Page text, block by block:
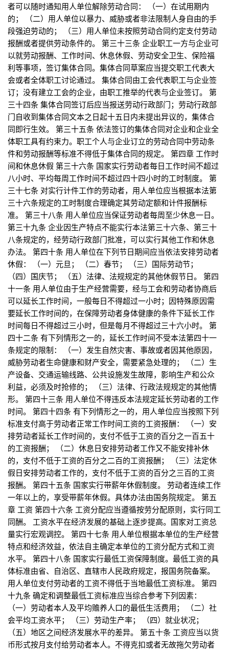
者可以随时通知用人单位解除劳动合同： （一）在试用期内
的； （二）用人单位以暴力、威胁或者非法限制人身自由的手
段强迫劳动的； （三）用人单位未按照劳动合同约定支付劳动
报酬或者提供劳动条件的。 第三十三条 企业职工一方与企业可
以就劳动报酬、工作时间、休息休假、劳动安全卫生、保险福
利等事项，签订集体合同。集体合同草案应当提交职工代表大
会或者全体职工讨论通过。 集体合同由工会代表职工与企业签
订；没有建立工会的企业，由职工推举的代表与企业签订。 第
三十四条 集体合同签订后应当报送劳动行政部门；劳动行政部
门自收到集体合同文本之日起十五日内未提出异议的，集体合
同即行生效。 第三十五条 依法签订的集体合同对企业和企业全
体职工具有约束力。职工个人与企业订立的劳动合同中劳动条
件和劳动报酬等标准不得低于集体合同的规定。 第四章 工作时
间和休息休假 第三十六条 国家实行劳动者每日工作时间不超过
八小时、平均每周工作时间不超过四十四小时的工时制度。 第
三十七条 对实行计件工作的劳动者，用人单位应当根据本法第
三十六条规定的工时制度合理确定其劳动定额和计件报酬标
准。 第三十八条 用人单位应当保证劳动者每周至少休息一日。
第三十九条 企业因生产特点不能实行本法第三十六条、第三十
八条规定的，经劳动行政部门批准，可以实行其他工作和休息
办法。 第四十条 用人单位在下列节日期间应当依法安排劳动者
休假： （一）元旦； （二）春节； （三）国际劳动节；
（四）国庆节； （五）法律、法规规定的其他休假节日。 第四
十一条 用人单位由于生产经营需要，经与工会和劳动者协商后
可以延长工作时间，一般每日不得超过一小时；因特殊原因需
要延长工作时间的，在保障劳动者身体健康的条件下延长工作
时间每日不得超过三小时，但是每月不得超过三十六小时。 第
四十二条 有下列情形之一的，延长工作时间不受本法第四十一
条规定的限制： （一）发生自然灾害、事故或者因其他原因，
威胁劳动者生命健康和财产安全，需要紧急处理的； （二）生
产设备、交通运输线路、公共设施发生故障，影响生产和公众
利益，必须及时抢修的； （三）法律、行政法规规定的其他情
形。 第四十三条 用人单位不得违反本法规定延长劳动者的工作
时间。 第四十四条 有下列情形之一的，用人单位应当按照下列
标准支付高于劳动者正常工作时间工资的工资报酬： （一）安
排劳动者延长工作时间的，支付不低于工资的百分之一百五十
的工资报酬； （二）休息日安排劳动者工作又不能安排补休
的，支付不低于工资的百分之二百的工资报酬； （三）法定休
假日安排劳动者工作的，支付不低于工资的百分之三百的工资
报酬。 第四十五条 国家实行带薪年休假制度。 劳动者连续工作
一年以上的，享受带薪年休假。具体办法由国务院规定。 第五
章 工资 第四十六条 工资分配应当遵循按劳分配原则，实行同工
同酬。 工资水平在经济发展的基础上逐步提高。国家对工资总
量实行宏观调控。 第四十七条 用人单位根据本单位的生产经营
特点和经济效益，依法自主确定本单位的工资分配方式和工资
水平。 第四十八条 国家实行最低工资保障制度。最低工资的具
体标准由省、自治区、直辖市人民政府规定，报国务院备案。
用人单位支付劳动者的工资不得低于当地最低工资标准。 第四
十九条 确定和调整最低工资标准应当综合参考下列因素：
（一）劳动者本人及平均赡养人口的最低生活费用； （二）社
会平均工资水平； （三）劳动生产率； （四）就业状况；
（五）地区之间经济发展水平的差异。 第五十条 工资应当以货
币形式按月支付给劳动者本人。不得克扣或者无故拖欠劳动者